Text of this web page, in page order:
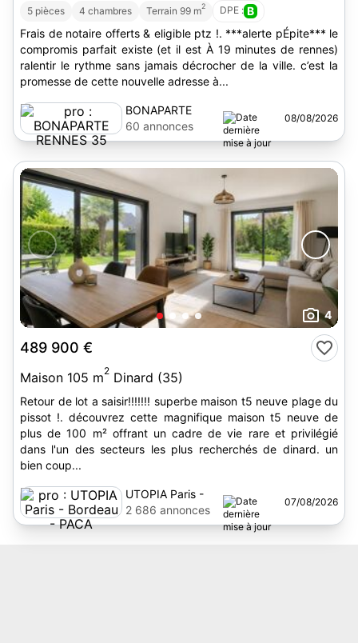
5 pièces 4 chambres Terrain 99 m2 DPE : B
Frais de notaire offerts & eligible ptz !. ***alerte pÉpite*** le
compromis parfait existe (et il est À 19 minutes de rennes)
ralentir le rythme sans jamais décrocher de la ville. c’est la
promesse de cette nouvelle adresse à...
BONAPARTE
RENNES 35
60 annonces
08/08/2026
4
489 900 €
Maison 105 m2 Dinard (35)
Retour de lot a saisir!!!!!!! superbe maison t5 neuve plage du
pissot !. découvrez cette magnifique maison t5 neuve de
plus de 100 m² offrant un cadre de vie rare et privilégié
dans l'un des secteurs les plus recherchés de dinard. un
bien coup...
UTOPIA Paris -
Bordeau - PACA
2 686 annonces
07/08/2026